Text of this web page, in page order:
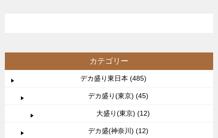
カテゴリー
デカ盛り東日本 (485)
デカ盛り(東京) (45)
大盛り(東京) (12)
デカ盛(神奈川) (12)